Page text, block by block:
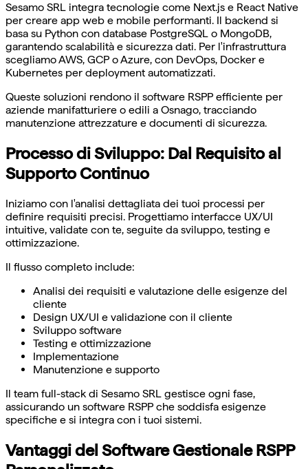
Sesamo SRL integra tecnologie come Next.js e React Native
per creare app web e mobile performanti. Il backend si
basa su Python con database PostgreSQL o MongoDB,
garantendo scalabilità e sicurezza dati. Per l'infrastruttura
scegliamo AWS, GCP o Azure, con DevOps, Docker e
Kubernetes per deployment automatizzati.
Queste soluzioni rendono il software RSPP efficiente per
aziende manifatturiere o edili a Osnago, tracciando
manutenzione attrezzature e documenti di sicurezza.
Processo di Sviluppo: Dal Requisito al
Supporto Continuo
Iniziamo con l'analisi dettagliata dei tuoi processi per
definire requisiti precisi. Progettiamo interfacce UX/UI
intuitive, validate con te, seguite da sviluppo, testing e
ottimizzazione.
Il flusso completo include:
Analisi dei requisiti e valutazione delle esigenze del
cliente
Design UX/UI e validazione con il cliente
Sviluppo software
Testing e ottimizzazione
Implementazione
Manutenzione e supporto
Il team full-stack di Sesamo SRL gestisce ogni fase,
assicurando un software RSPP che soddisfa esigenze
specifiche e si integra con i tuoi sistemi.
Vantaggi del Software Gestionale RSPP